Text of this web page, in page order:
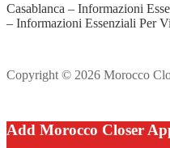
Casablanca – Informazioni
– Informazioni Essenziali Per
Copyright © 2026 Morocco
Add Morocco Closer